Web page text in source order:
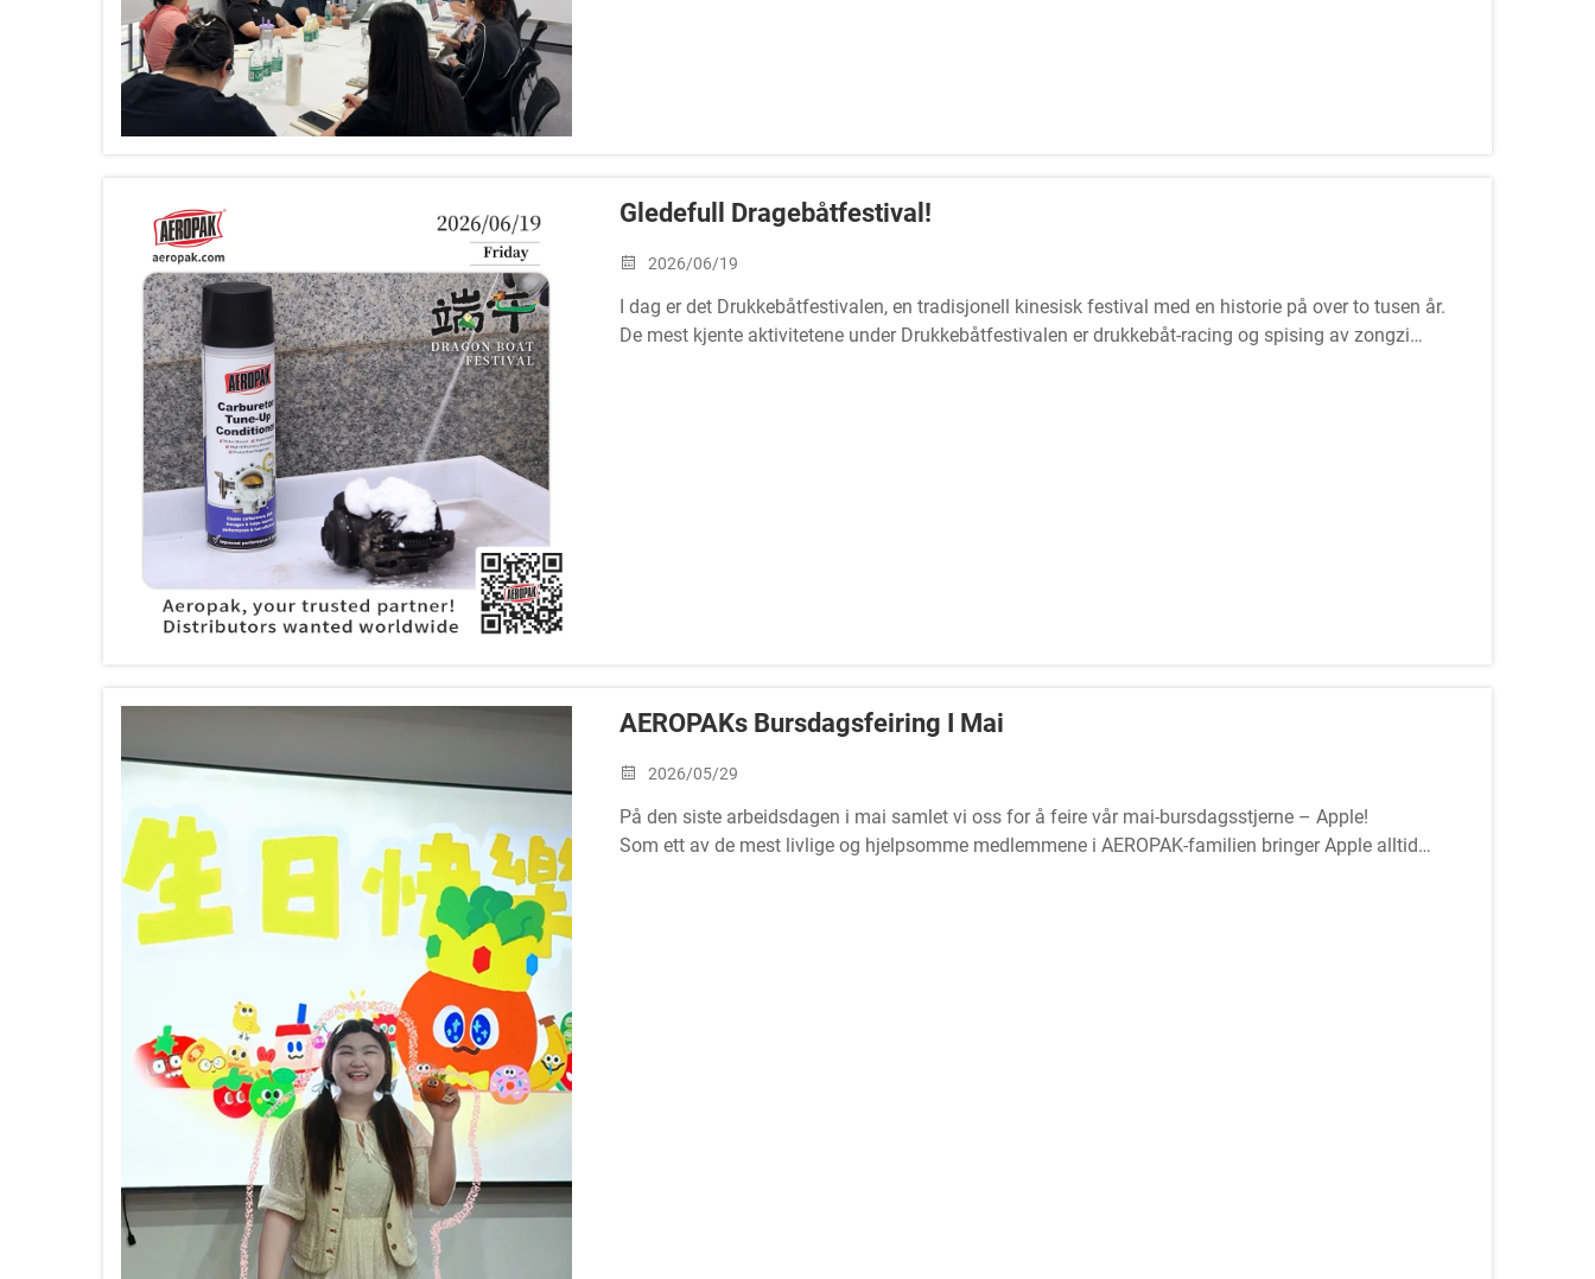
Gledefull Dragebåtfestival!
2026/06/19
I dag er det Drukkebåtfestivalen, en tradisjonell kinesisk festival med en historie på over to tusen år.
De mest kjente aktivitetene under Drukkebåtfestivalen er drukkebåt-racing og spising av zongzi
AEROPAKs Bursdagsfeiring I Mai
2026/05/29
På den siste arbeidsdagen i mai samlet vi oss for å feire vår mai-bursdagsstjerne – Apple!
Som ett av de mest livlige og hjelpsomme medlemmene i AEROPAK-familien bringer Apple alltid